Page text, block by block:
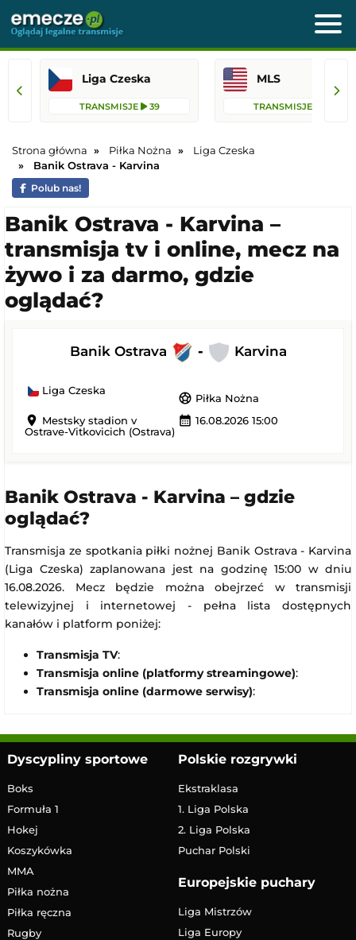
Liga Czeska
TRANSMISJE 39
MLS
TRANSMISJE
Strona główna Piłka Nożna
Liga Czeska
Banik Ostrava - Karvina
Polub nas!
Banik Ostrava - Karvina –
transmisja tv i online, mecz na
żywo i za darmo, gdzie
oglądać?
Banik Ostrava - Karvina
Liga Czeska
sports_soccer Piłka Nożna
location_on Mestsky stadion v
Ostrave-Vitkovicich (Ostrava)
calendar_month 16.08.2026 15:00
Banik Ostrava - Karvina – gdzie
oglądać?
Transmisja ze spotkania piłki nożnej Banik Ostrava - Karvina
(Liga Czeska) zaplanowana jest na godzinę 15:00 w dniu
16.08.2026. Mecz będzie można obejrzeć w transmisji
telewizyjnej i internetowej - pełna lista dostępnych
kanałów i platform poniżej:
Transmisja TV:
Transmisja online (platformy streamingowe):
Transmisja online (darmowe serwisy):
Dyscypliny sportowe
Boks
Formuła 1
Hokej
Koszykówka
MMA
Piłka nożna
Piłka ręczna
Rugby
Polskie rozgrywki
Ekstraklasa
1. Liga Polska
2. Liga Polska
Puchar Polski
Europejskie puchary
Liga Mistrzów
Liga Europy